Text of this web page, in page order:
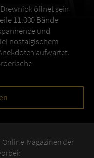
öffnet sein
11.000 Bände
und
nostalgischem
aufwartet.
Magazinen der